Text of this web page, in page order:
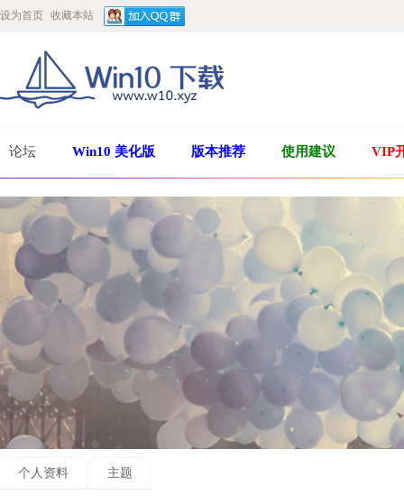
设为首页 收藏本站
论坛 Win10 美化版 版本推荐 使用建议 VIP
个人资料 主题